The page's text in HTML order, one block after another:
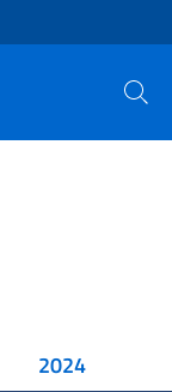
Cerca
2024